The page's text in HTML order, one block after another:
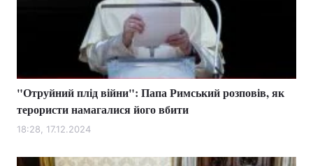
"Отруйний плід війни": Папа Римський розповів, як
терористи намагалися його вбити
18:28, 17.12.2024